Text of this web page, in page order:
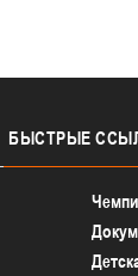
БЫСТРЫЕ